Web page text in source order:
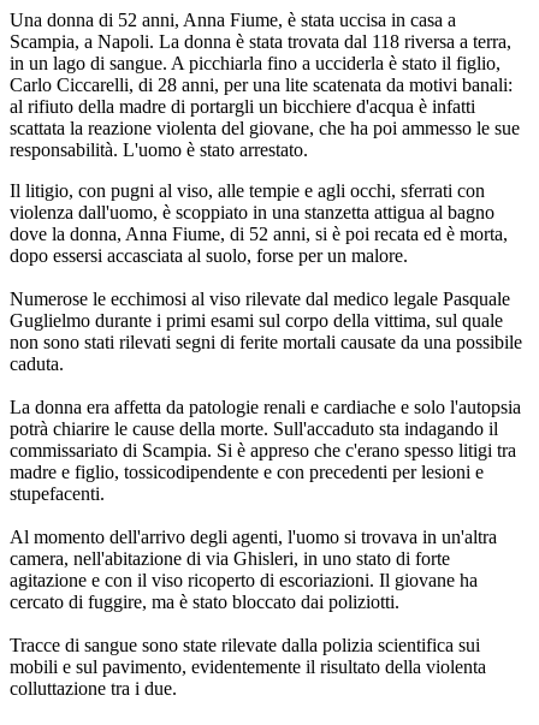
Una donna di 52 anni, Anna Fiume, è stata uccisa in casa a
Scampia, a Napoli. La donna è stata trovata dal 118 riversa a terra,
in un lago di sangue. A picchiarla fino a ucciderla è stato il figlio,
Carlo Ciccarelli, di 28 anni, per una lite scatenata da motivi banali:
al rifiuto della madre di portargli un bicchiere d'acqua è infatti
scattata la reazione violenta del giovane, che ha poi ammesso le sue
responsabilità. L'uomo è stato arrestato.
Il litigio, con pugni al viso, alle tempie e agli occhi, sferrati con
violenza dall'uomo, è scoppiato in una stanzetta attigua al bagno
dove la donna, Anna Fiume, di 52 anni, si è poi recata ed è morta,
dopo essersi accasciata al suolo, forse per un malore.
Numerose le ecchimosi al viso rilevate dal medico legale Pasquale
Guglielmo durante i primi esami sul corpo della vittima, sul quale
non sono stati rilevati segni di ferite mortali causate da una possibile
caduta.
La donna era affetta da patologie renali e cardiache e solo l'autopsia
potrà chiarire le cause della morte. Sull'accaduto sta indagando il
commissariato di Scampia. Si è appreso che c'erano spesso litigi tra
madre e figlio, tossicodipendente e con precedenti per lesioni e
stupefacenti.
Al momento dell'arrivo degli agenti, l'uomo si trovava in un'altra
camera, nell'abitazione di via Ghisleri, in uno stato di forte
agitazione e con il viso ricoperto di escoriazioni. Il giovane ha
cercato di fuggire, ma è stato bloccato dai poliziotti.
Tracce di sangue sono state rilevate dalla polizia scientifica sui
mobili e sul pavimento, evidentemente il risultato della violenta
colluttazione tra i due.